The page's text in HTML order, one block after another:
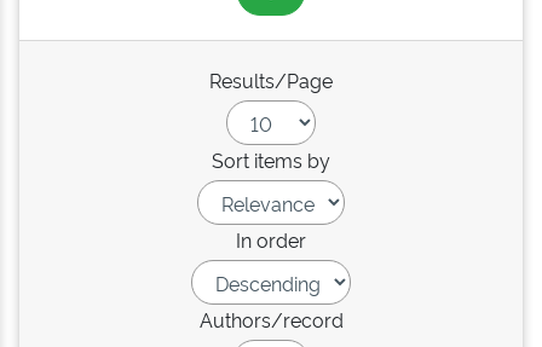
Results/Page
Sort items by
In order
Authors/record